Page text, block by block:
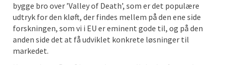
bygge bro over ’Valley of Death’, som er det populære
udtryk for den kløft, der findes mellem på den ene side
forskningen, som vi i EU er eminent gode til, og på den
anden side det at få udviklet konkrete løsninger til
markedet.